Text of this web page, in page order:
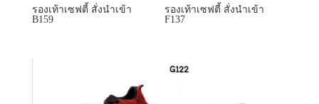
รองเท้าเซฟตี้ สั่งนำเข้า